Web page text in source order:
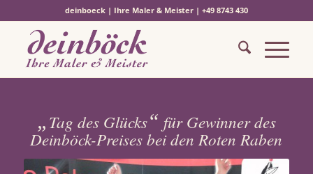
deinboeck | Ihre Maler & Meister | +49 8743 430
„Tag des Glücks“ für Gewinner des
Deinböck-Preises bei den Roten Raben